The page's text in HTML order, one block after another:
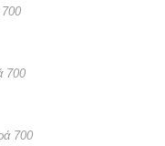
700
700